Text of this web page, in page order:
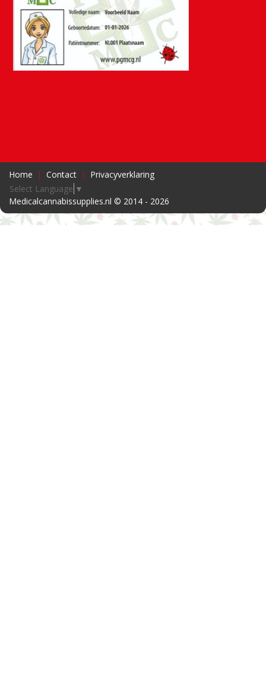
Home Contact
Privacyverklaring
Select Language ▼
Medicalcannabissupplies.nl © 2014 - 2026